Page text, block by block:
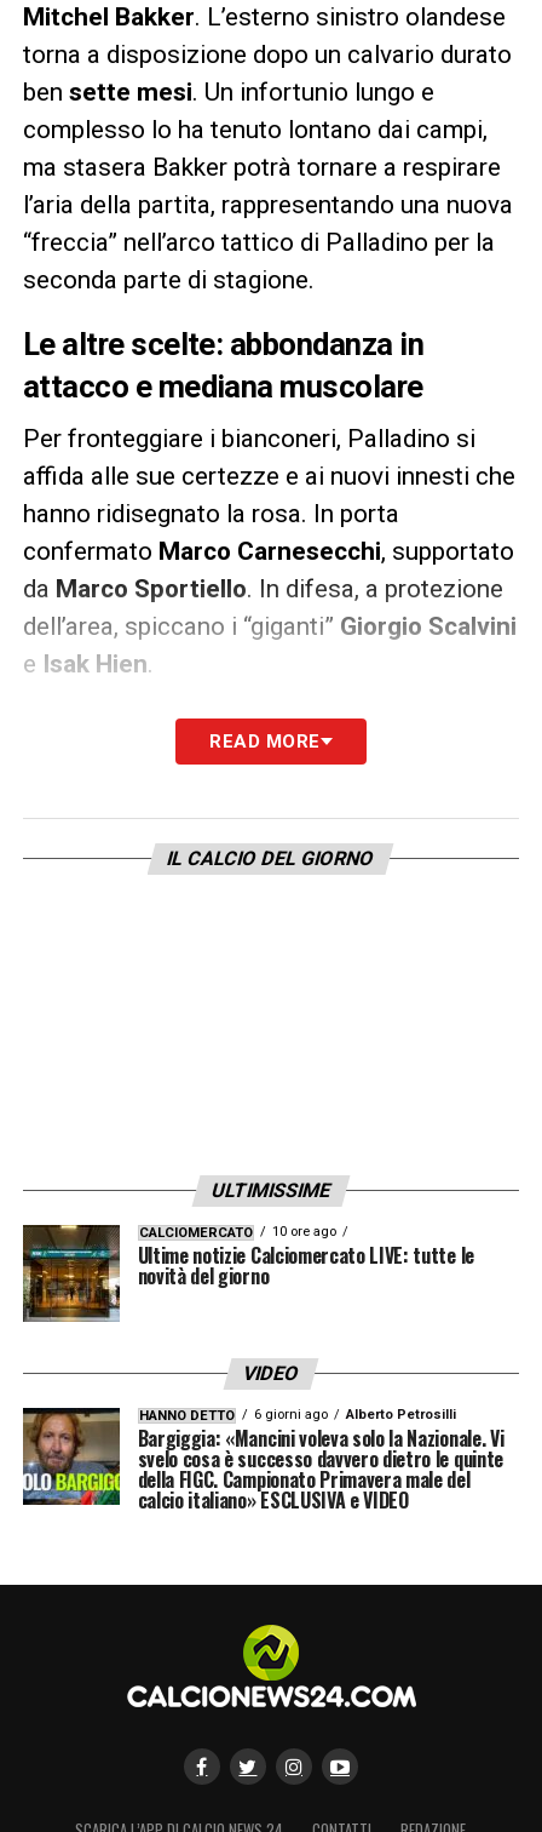
Mitchel Bakker. L’esterno sinistro olandese
torna a disposizione dopo un calvario durato
ben sette mesi. Un infortunio lungo e
complesso lo ha tenuto lontano dai campi,
ma stasera Bakker potrà tornare a respirare
l’aria della partita, rappresentando una nuova
“freccia” nell’arco tattico di Palladino per la
seconda parte di stagione.
Le altre scelte: abbondanza in
attacco e mediana muscolare
Per fronteggiare i bianconeri, Palladino si
affida alle sue certezze e ai nuovi innesti che
hanno ridisegnato la rosa. In porta
confermato Marco Carnesecchi, supportato
da Marco Sportiello. In difesa, a protezione
dell’area, spiccano i “giganti” Giorgio Scalvini
e Isak Hien.
A centrocampo tanta legna e qualità con
Yunus Musah, affiancato dai
Sulle fasce, oltre al rientrante Bakker, ci sarà
Raoul Bellanovae del polacco
nerazzurri scelti da Palladino:
Portieri:
Scalvini, Hien, Djimsiti, Kossounou,
Kolasinac, Ahanor, Bernasconi.
Centrocampisti:De Roon, Ederson, Pasalic,
Musah, Samardzic, Sulemana.
Esterni:Zappacosta, Bellanova, Bakker, Zalewski.
LA PLAYLIST DELLE NOSTRE TOP NEWS
READ MORE
IL CALCIO DEL GIORNO
ULTIMISSIME
CALCIOMERCATO 10 ore ago
Ultime notizie Calciomercato LIVE: tutte le
novità del giorno
VIDEO
HANNO DETTO 6 giorni ago Alberto Petrosilli
Bargiggia: «Mancini voleva solo la Nazionale. Vi
svelo cosa è successo davvero dietro le quinte
della FIGC. Campionato Primavera male del
calcio italiano» ESCLUSIVA e VIDEO